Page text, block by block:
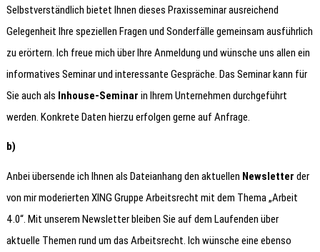
Selbstverständlich bietet Ihnen dieses Praxisseminar ausreichend
Gelegenheit Ihre speziellen Fragen und Sonderfälle gemeinsam ausführlich
zu erörtern. Ich freue mich über Ihre Anmeldung und wünsche uns allen ein
informatives Seminar und interessante Gespräche. Das Seminar kann für
Sie auch als Inhouse-Seminar in Ihrem Unternehmen durchgeführt
werden. Konkrete Daten hierzu erfolgen gerne auf Anfrage.
b)
Anbei übersende ich Ihnen als Dateianhang den aktuellen Newsletterder
von mir moderierten XING Gruppe Arbeitsrecht mit dem Thema „Arbeit
4.0“. Mit unserem Newsletter bleiben Sie auf dem Laufenden über
aktuelle Themen rund um das Arbeitsrecht. Ich wünsche eine ebenso